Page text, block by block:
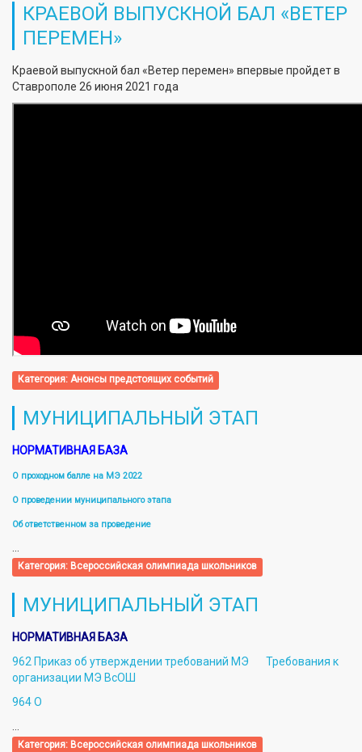
КРАЕВОЙ ВЫПУСКНОЙ БАЛ «ВЕТЕР
ПЕРЕМЕН»
Краевой выпускной бал «Ветер перемен» впервые пройдет в
Ставрополе 26 июня 2021 года
Категория:Анонсы предстоящих событий
МУНИЦИПАЛЬНЫЙ ЭТАП
НОРМАТИВНАЯ БАЗА
О проходном балле на МЭ 2022
О проведении муниципального этапа
Об ответственном за проведение
Категория: Всероссийская олимпиада школьников
МУНИЦИПАЛЬНЫЙ ЭТАП
НОРМАТИВНАЯ БАЗА
962 Приказ об утверждении требований МЭ
Требования к
организации МЭ ВсОШ
964 О
Категория: Всероссийская олимпиада школьников